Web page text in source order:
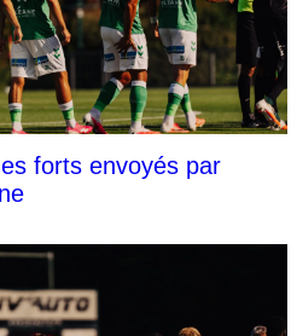
forts envoyés par